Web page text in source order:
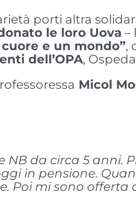
porti altra
le loro Uova –
e un mondo”,
dell’OPA,
Micol
NB da circa 5 anni.
in pensione.
Poi mi sono